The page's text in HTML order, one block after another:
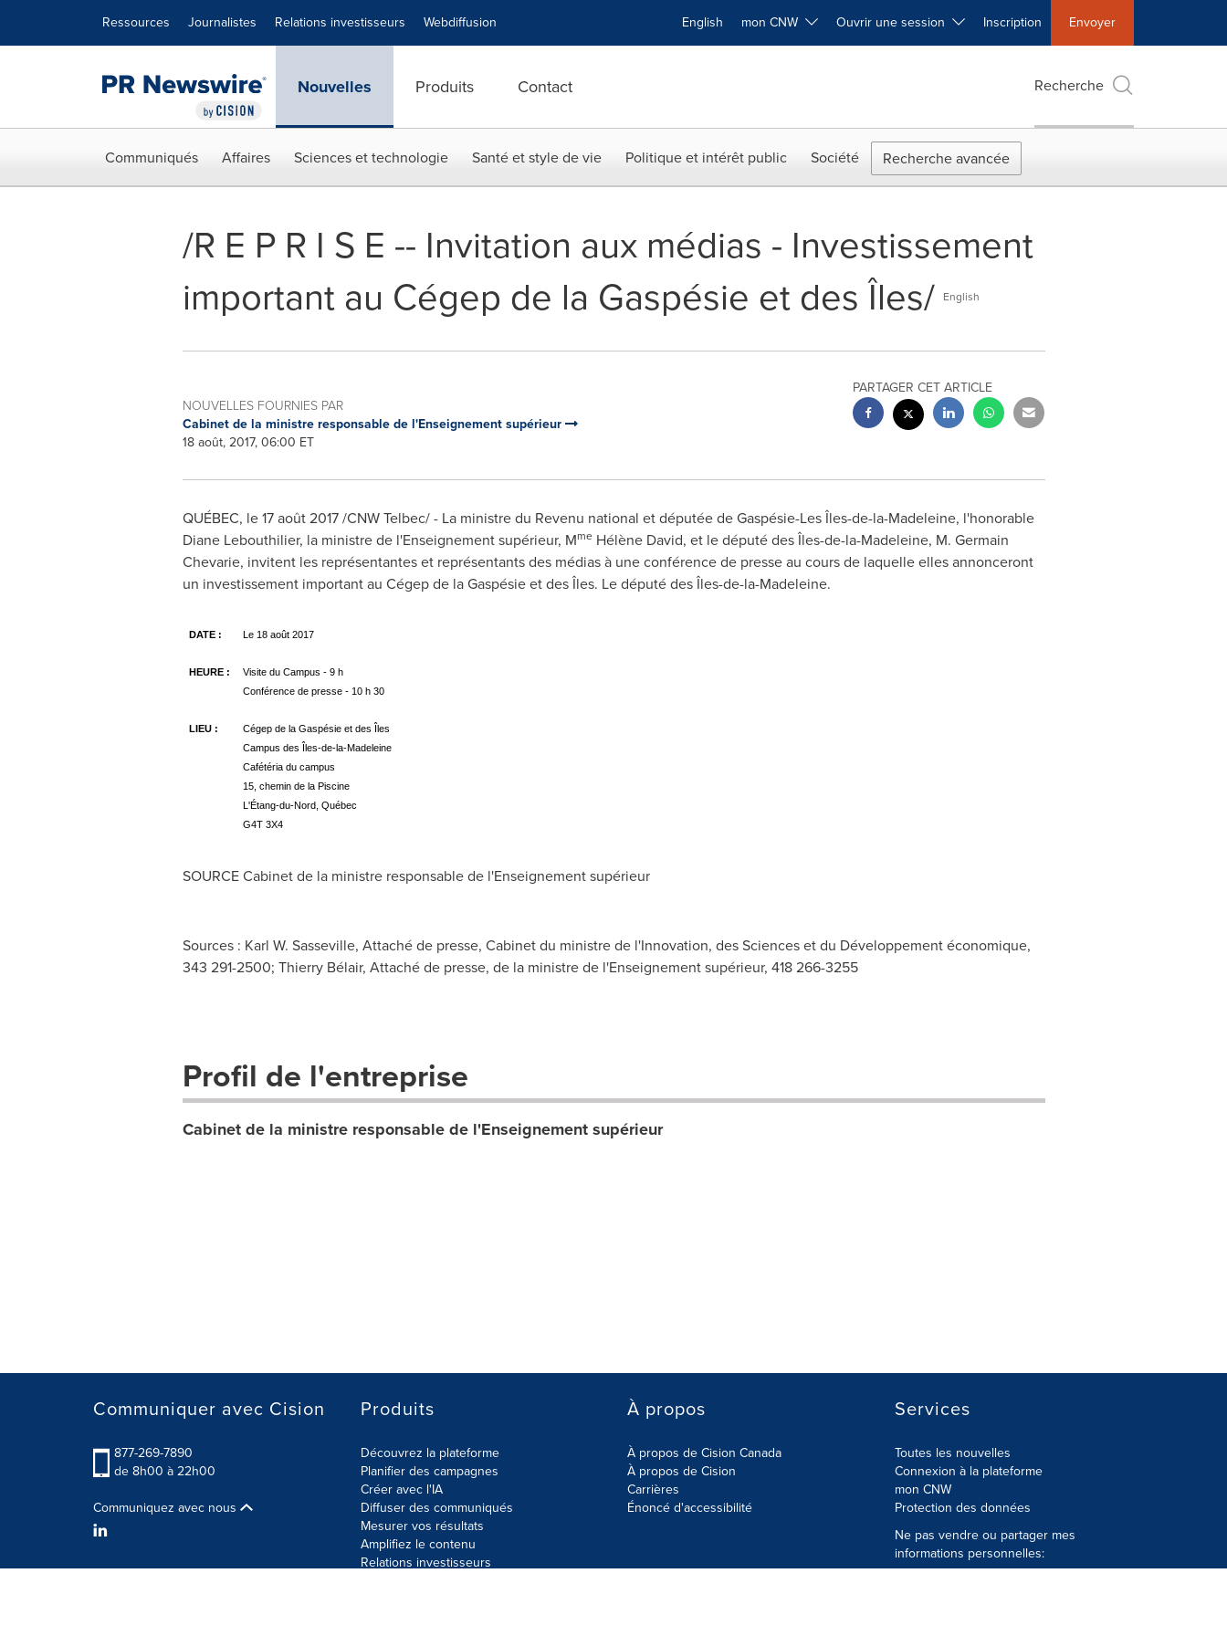
Ressources Journalistes Relations investisseurs Webdiffusion English mon CNW Ouvrir une session Inscription Envoyer
Nouvelles Produits Contact Recherche
Communiqués Affaires Sciences et technologie Santé et style de vie Politique et intérêt public Société Recherche avancée
/R E P R I S E -- Invitation aux médias - Investissement
important au Cégep de la Gaspésie et des Îles/ English
NOUVELLES FOURNIES PAR
Cabinet de la ministre responsable de l'Enseignement supérieur
18 août, 2017, 06:00 ET
PARTAGER CET ARTICLE
QUÉBEC, le 17 août 2017 /CNW Telbec/ - La ministre du Revenu national et députée de Gaspésie-Les Îles-de-la-Madeleine, l'honorable
Diane Lebouthilier, la ministre de l'Enseignement supérieur, MmeHélène David, et le député des Îles-de-la-Madeleine, M. Germain
Chevarie, invitent les représentantes et représentants des médias à une conférence de presse au cours de laquelle elles annonceront
un investissement important au Cégep de la Gaspésie et des Îles. Le député des Îles-de-la-Madeleine.
DATE : Le 18 août 2017
HEURE :
Visite du Campus - 9 h
Conférence de presse - 10 h 30
LIEU :
Cégep de la Gaspésie et des Îles
Campus des Îles-de-la-Madeleine
Cafétéria du campus
15, chemin de la Piscine
L'Étang-du-Nord, Québec
G4T 3X4
SOURCE Cabinet de la ministre responsable de l'Enseignement supérieur
Sources : Karl W. Sasseville, Attaché de presse, Cabinet du ministre de l'Innovation, des Sciences et du Développement économique,
343 291-2500; Thierry Bélair, Attaché de presse, de la ministre de l'Enseignement supérieur, 418 266-3255
Profil de l'entreprise
Cabinet de la ministre responsable de l'Enseignement supérieur
Communiquer avec Cision
877-269-7890
de 8h00 à 22h00
Communiquez avec nous
Produits
Découvrez la plateforme
Planifier des campagnes
Créer avec l'IA
Diffuser des communiqués
Mesurer vos résultats
Amplifiez le contenu
Relations investisseurs
À propos
À propos de Cision Canada
À propos de Cision
Carrières
Énoncé d'accessibilité
Services
Toutes les nouvelles
Connexion à la plateforme
mon CNW
Protection des données
Ne pas vendre ou partager mes
informations personnelles: